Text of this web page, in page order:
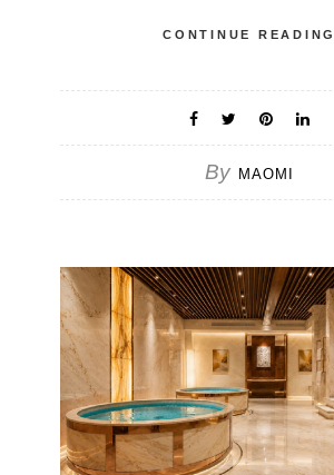
CONTINUE READING
By MAOMI